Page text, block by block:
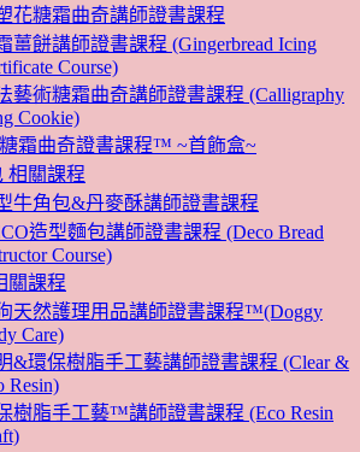
花糖霜曲奇講師證書課程
薑餅講師證書課程 (Gingerbread Icing
Course)
藝術糖霜曲奇講師證書課程 (Calligraphy
Cookie)
霜曲奇證書課程™ ~首飾盒~
相關課程
牛角包&丹麥酥講師證書課程
造型麵包講師證書課程 (Deco Bread
Course)
關課程
天然護理用品講師證書課程™(Doggy
Care)
&環保樹脂手工藝講師證書課程 (Clear &
Resin)
樹脂手工藝™講師證書課程 (Eco Resin